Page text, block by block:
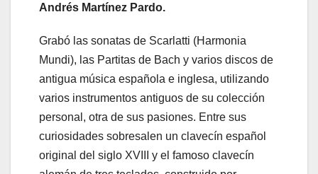
Andrés Martínez Pardo.
Grabó las sonatas de Scarlatti (Harmonia
Mundi), las Partitas de Bach y varios discos de
antigua música española e inglesa, utilizando
varios instrumentos antiguos de su colección
personal, otra de sus pasiones. Entre sus
curiosidades sobresalen un clavecín español
original del siglo XVIII y el famoso clavecín